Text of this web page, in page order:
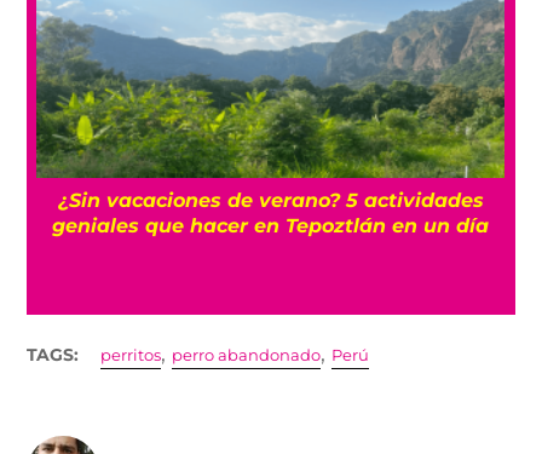
La historia oculta del barrio Romita, uno de
los más misteriosos de la CDMX
TAGS: perritos, perro abandonado, Perú